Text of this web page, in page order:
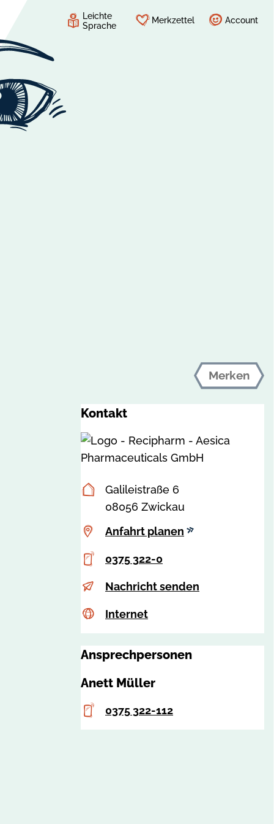
Leichte
Sprache
Merkzettel Account
Merken
Kontakt
Postanschrift
Galileistraße 6
08056 Zwickau
Anfahrt
Anfahrt planen
Telefon
0375 322-0
E-a
p
i
a
t
Nachricht senden
Internet
c
a
:
4
Internet
Ansprechpersonen
Anett Müller
Telefon
0375 322-112